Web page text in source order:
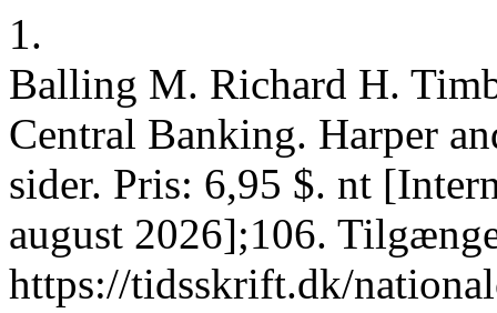
1.
Balling M. Richard H.
Central Banking. Harper
sider. Pris: 6,95 $. nt
august 2026];106.
https://tidsskrift.dk/